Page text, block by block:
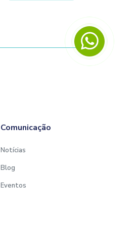
Comunicação
Notícias
Blog
Eventos